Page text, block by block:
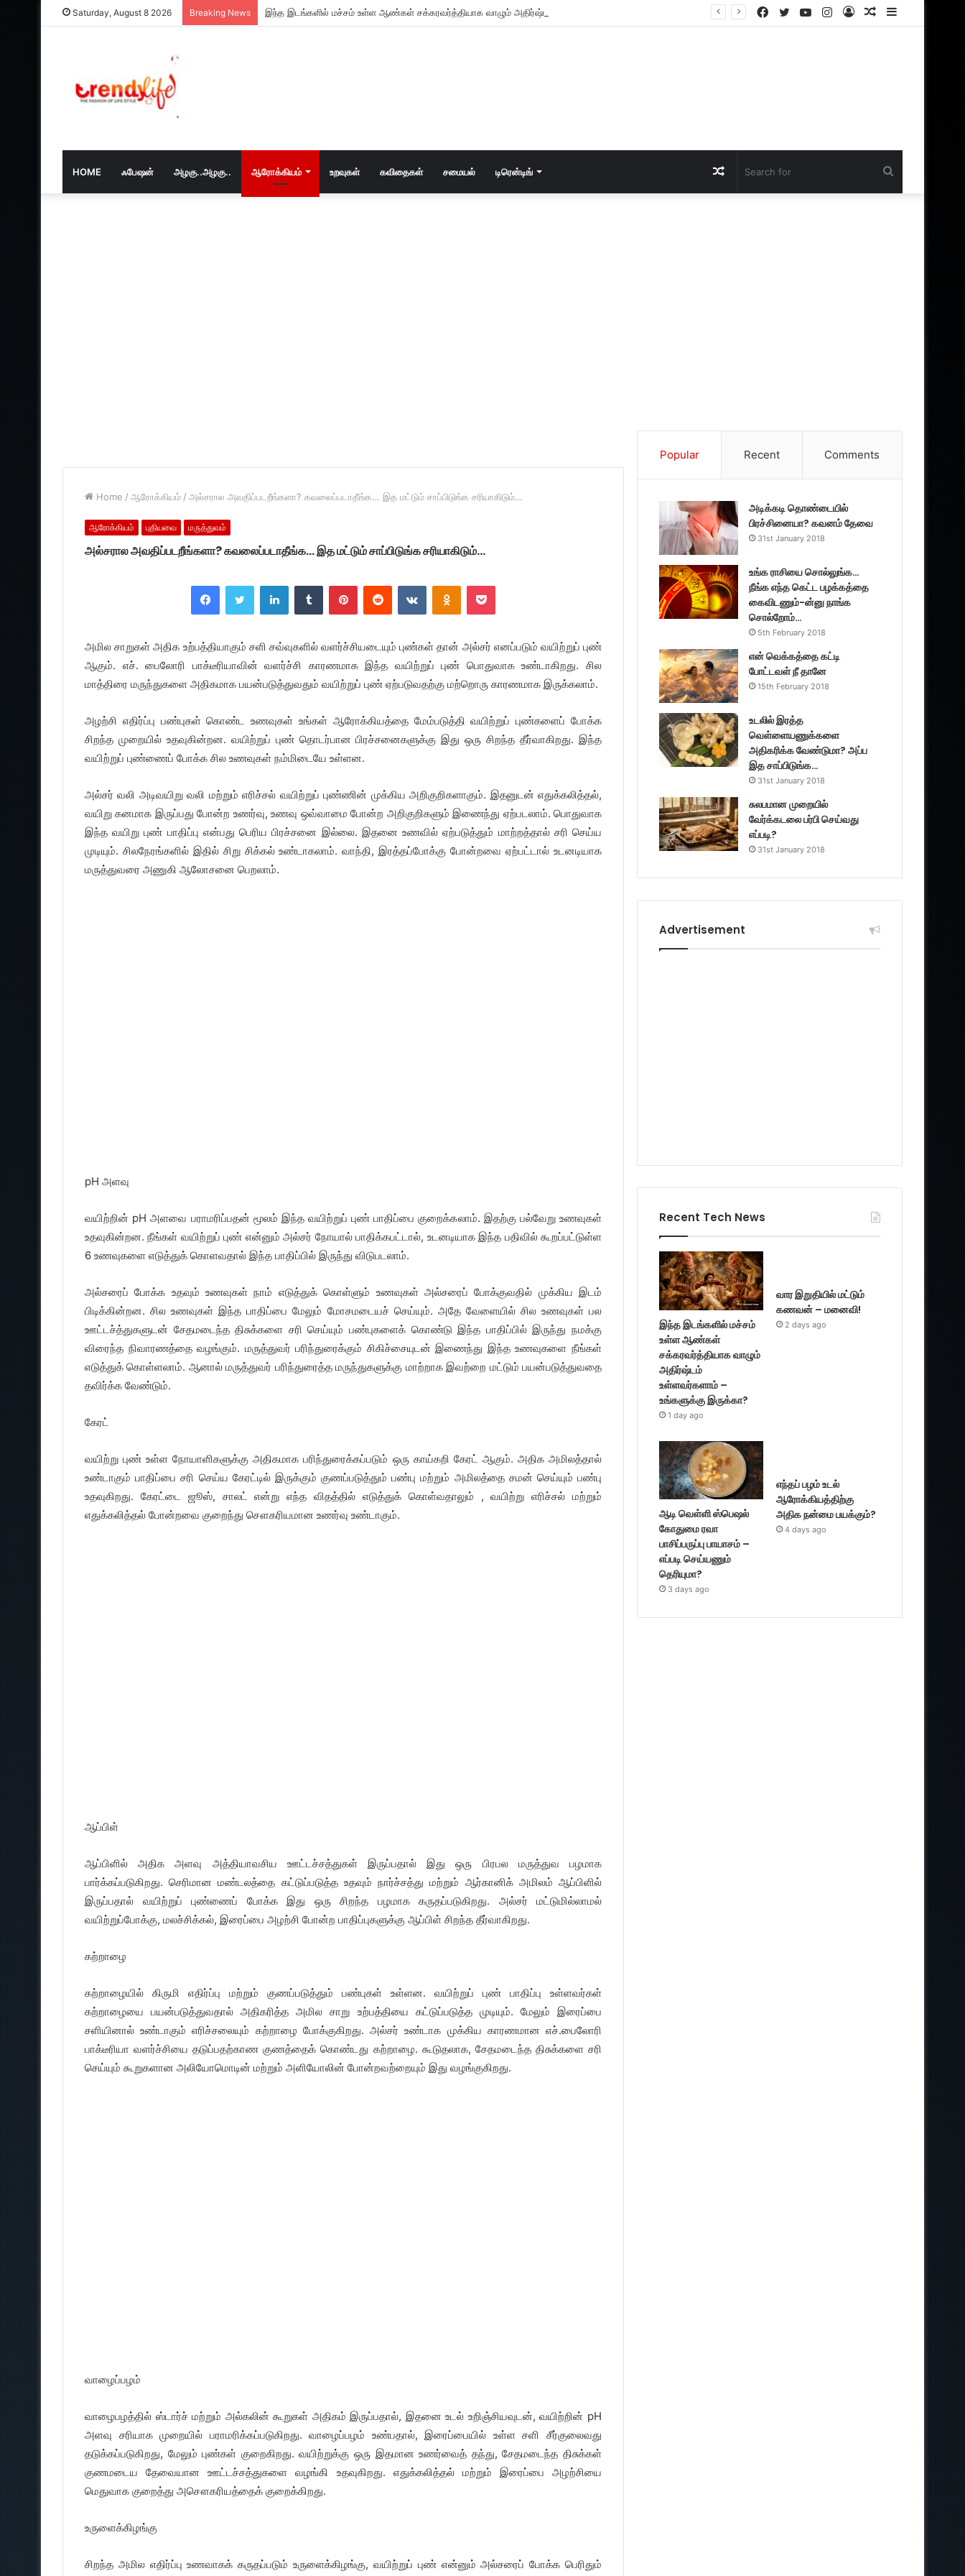
Saturday, August 8 2026 Breaking News Sidebar
Random
Log
Instagram
YouTube
Twitter
Facebook
HOME ஃபேஷன் அழகு..அழகு.. ஆரோக்கியம் உறவுகள் கவிதைகள் சமையல் டிரென்டிங் Random
Home / ஆரோக்கியம் / அல்சரால அவதிப்படறீங்களா? கவலைப்படாதீங்க… இத மட்டும் சாப்பிடுங்க சரியாகிடும்…
ஆரோக்கியம் புதியவை மருத்துவம்
அல்சரால அவதிப்படறீங்களா? கவலைப்படாதீங்க… இத மட்டும் சாப்பிடுங்க சரியாகிடும்…
FacebookTwitter LinkedInTumblr PinterestReddit VKontakteOdnoklassniki
Pocket
அமில சாறுகள் அதிக உற்பத்தியாகும் சளி சவ்வுகளில் வளர்ச்சியடையும் புண்கள் தான் அல்சர் எனப்படும் வயிற்றுப் புண்
ஆகும். எச். பைலோரி பாக்டீரியாவின் வளர்ச்சி காரணமாக இந்த வயிற்றுப் புண் பொதுவாக உண்டாகிறது. சில
மாத்திரை மருந்துகளை அதிகமாக பயன்படுத்துவதும் வயிற்றுப் புண் ஏற்படுவதற்கு மற்றொரு காரணமாக இருக்கலாம்.
அழற்சி எதிர்ப்பு பண்புகள் கொண்ட உணவுகள் உங்கள் ஆரோக்கியத்தை மேம்படுத்தி வயிற்றுப் புண்களைப் போக்க
சிறந்த முறையில் உதவுகின்றன. வயிற்றுப் புண் தொடர்பான பிரச்சனைகளுக்கு இது ஒரு சிறந்த தீர்வாகிறது. இந்த
வயிற்றுப் புண்ணைப் போக்க சில உணவுகள் நம்மிடையே உள்ளன.
அல்சர் வலி அடிவயிறு வலி மற்றும் எரிச்சல் வயிற்றுப் புண்ணின் முக்கிய அறிகுறிகளாகும். இதனுடன் எதுக்கலித்தல்,
வயிறு கனமாக இருப்பது போன்ற உணர்வு, உணவு ஒவ்வாமை போன்ற அறிகுறிகளும் இணைந்து ஏற்படலாம். பொதுவாக
இந்த வயிறு புண் பாதிப்பு என்பது பெரிய பிரச்சனை இல்லை. இதனை உணவில் ஏற்படுத்தும் மாற்றத்தால் சரி செய்ய
முடியும். சிலநேரங்களில் இதில் சிறு சிக்கல் உண்டாகலாம். வாந்தி, இரத்தப்போக்கு போன்றவை ஏற்பட்டால் உடனடியாக
மருத்துவரை அணுகி ஆலோசனை பெறலாம்.
pH அளவு
வயிற்றின் pH அளவை பராமரிப்பதன் மூலம் இந்த வயிற்றுப் புண் பாதிப்பை குறைக்கலாம். இதற்கு பல்வேறு உணவுகள்
உதவுகின்றன. நீங்கள் வயிற்றுப் புண் என்னும் அல்சர் நோயால் பாதிக்கபட்டால், உடனடியாக இந்த பதிவில் கூறப்பட்டுள்ள
6 உணவுகளை எடுத்துக் கொளவதால் இந்த பாதிப்பில் இருந்து விடுபடலாம்.
அல்சரைப் போக்க உதவும் உணவுகள் நாம் எடுத்துக் கொள்ளும் உணவுகள் அல்சரைப் போக்குவதில் முக்கிய இடம்
பிடிக்கின்றன. சில உணவுகள் இந்த பாதிப்பை மேலும் மோசமடையச் செய்யும். அதே வேளையில் சில உணவுகள் பல
ஊட்டச்த்துகளுடன் சேதமடைந்த திசுக்களை சரி செய்யும் பண்புகளைக் கொண்டு இந்த பாதிப்பில் இருந்து நமக்கு
விரைந்த நிவாரணத்தை வழங்கும். மருத்துவர் பரிந்துரைக்கும் சிகிச்சையுடன் இணைந்து இந்த உணவுகளை நீங்கள்
எடுத்துக் கொள்ளலாம். ஆனால் மருத்துவர் பரிந்துரைத்த மருந்துகளுக்கு மாற்றாக இவற்றை மட்டும் பயன்படுத்துவதை
தவிர்க்க வேண்டும்.
கேரட்
வயிற்று புண் உள்ள நோயாளிகளுக்கு அதிகமாக பரிந்துரைக்கப்படும் ஒரு காய்கறி கேரட் ஆகும். அதிக அமிலத்தால்
உண்டாகும் பாதிப்பை சரி செய்ய கேரட்டில் இருக்கும் குணப்படுத்தும் பண்பு மற்றும் அமிலத்தை சமன் செய்யும் பண்பு
உதவுகிறது. கேரட்டை ஜூஸ், சாலட் என்று எந்த விதத்தில் எடுத்துக் கொள்வதாலும் , வயிற்று எரிச்சல் மற்றும்
எதுக்கலித்தல் போன்றவை குறைந்து சௌகரியமான உணர்வு உண்டாகும்.
ஆப்பிள்
ஆப்பிளில் அதிக அளவு அத்தியாவசிய ஊட்டச்சத்துகள் இருப்பதால் இது ஒரு பிரபல மருத்துவ பழமாக
பார்க்கப்படுகிறது. செரிமான மண்டலத்தை கட்டுப்படுத்த உதவும் நார்ச்சத்து மற்றும் ஆர்கானிக் அமிலம் ஆப்பிளில்
இருப்பதால் வயிற்றுப் புண்ணைப் போக்க இது ஒரு சிறந்த பழமாக கருதப்படுகிறது. அல்சர் மட்டுமில்லாமல்
வயிற்றுப்போக்கு, மலச்சிக்கல், இரைப்பை அழற்சி போன்ற பாதிப்புகளுக்கு ஆப்பிள் சிறந்த தீர்வாகிறது.
கற்றாழை
கற்றாழையில் கிருமி எதிர்ப்பு மற்றும் குணப்படுத்தும் பண்புகள் உள்ளன. வயிற்றுப் புண் பாதிப்பு உள்ளவர்கள்
கற்றாழையை பயன்படுத்துவதால் அதிகரித்த அமில சாறு உற்பத்தியை கட்டுப்படுத்த முடியும். மேலும் இரைப்பை
சளியினால் உண்டாகும் எரிச்சலையும் கற்றாழை போக்குகிறது. அல்சர் உண்டாக முக்கிய காரணமான எச்.பைலோரி
பாக்டீரியா வளர்ச்சியை தடுப்பதற்காண குணத்தைக் கொண்டது கற்றாழை. கூடுதலாக, சேதமடைந்த திசுக்களை சரி
செய்யும் கூறுகளான அலியோமொடின் மற்றும் அளியோலின் போன்றவற்றையும் இது வழங்குகிறது.
வாழைப்பழம்
வாழைபழத்தில் ஸ்டார்ச் மற்றும் அல்கலின் கூறுகள் அதிகம் இருப்பதால், இதனை உடல் உறிஞ்சியவுடன், வயிற்றின் pH
அளவு சரியாக முறையில் பராமரிக்கப்படுகிறது. வாழைப்பழம் உண்பதால், இரைப்பையில் உள்ள சளி சீர்குலைவது
தடுக்கப்படுகிறது, மேலும் புண்கள் குறைகிறது. வயிற்றுக்கு ஒரு இதமான உணர்வைத் தந்து, சேதமடைந்த திசுக்கள்
குணமடைய தேவையான ஊட்டச்சத்துகளை வழங்கி உதவுகிறது. எதுக்கலித்தல் மற்றும் இரைப்பை அழற்சியை
மெதுவாக குறைத்து அசௌகரியத்தைக் குறைக்கிறது.
உருளைக்கிழங்கு
சிறந்த அமில எதிர்ப்பு உணவாகக் கருதப்படும் உருளைக்கிழங்கு, வயிற்றுப் புண் என்னும் அல்சரைப் போக்க பெரிதும்
Popular Recent Comments
அடிக்கடி தொண்டையில்
பிரச்சினையா? கவனம் தேவை
31st January 2018
உங்க ராசியை சொல்லுங்க…
நீங்க எந்த கெட்ட பழக்கத்தை
கைவிடணும்-ன்னு நாங்க
சொல்றோம்…
5th February 2018
என் வெக்கத்தை கட்டி
போட்டவள் நீ தானே
15th February 2018
உடலில் இரத்த
வெள்ளையணுக்களை
அதிகரிக்க வேண்டுமா? அப்ப
இத சாப்பிடுங்க…
31st January 2018
சுலபமான முறையில்
வேர்க்கடலை பர்பி செய்வது
எப்படி?
31st January 2018
Advertisement
Recent Tech News
இந்த இடங்களில் மச்சம்
உள்ள ஆண்கள்
சக்கரவர்த்தியாக வாழும்
அதிர்ஷ்டம்
உள்ளவர்களாம் –
உங்களுக்கு இருக்கா?
1 day ago
வார இறுதியில் மட்டும்
கணவன் – மனைவி!
2 days ago
ஆடி வெள்ளி ஸ்பெஷல்
கோதுமை ரவா
பாசிப்பருப்பு பாயாசம் –
எப்படி செய்யணும்
தெரியுமா?
3 days ago
எந்தப் பழம் உடல்
ஆரோக்கியத்திற்கு
அதிக நன்மை பயக்கும்?
4 days ago